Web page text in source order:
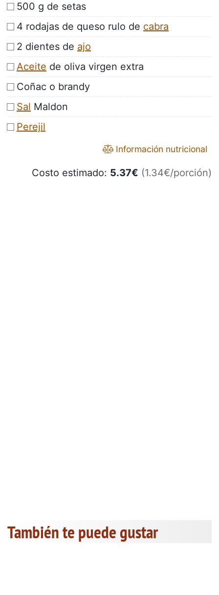
500 g de setas
4 rodajas de queso rulo de cabra
2 dientes de ajo
Aceite de oliva virgen extra
Coñac o brandy
Sal Maldon
Perejil
Información nutricional
Costo estimado: 5.37€ (1.34€/porción)
También te puede gustar